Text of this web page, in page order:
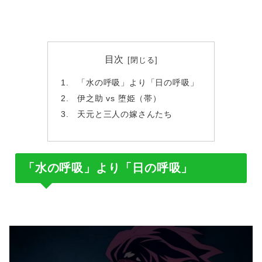
目次
「水の呼吸」より「日の呼吸」
伊之助 vs 堕姫（帯）
天元と三人の嫁さんたち
「水の呼吸」より「日の呼吸」